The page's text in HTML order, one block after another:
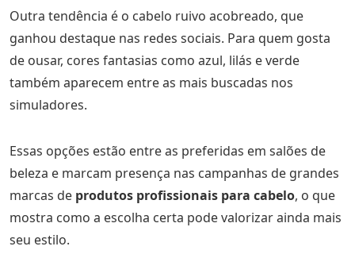
Outra tendência é o cabelo ruivo acobreado, que
ganhou destaque nas redes sociais. Para quem gosta
de ousar, cores fantasias como azul, lilás e verde
também aparecem entre as mais buscadas nos
simuladores.
Essas opções estão entre as preferidas em salões de
beleza e marcam presença nas campanhas de grandes
marcas de produtos profissionais para cabelo, o que
mostra como a escolha certa pode valorizar ainda mais
seu estilo.